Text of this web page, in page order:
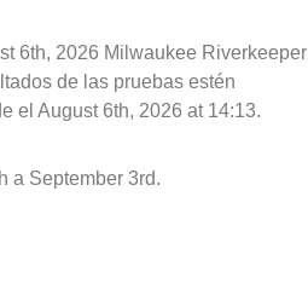
6th, 2026 Milwaukee Riverkeeper
de las pruebas estén
el August 6th, 2026 at 14:13.
a September 3rd.